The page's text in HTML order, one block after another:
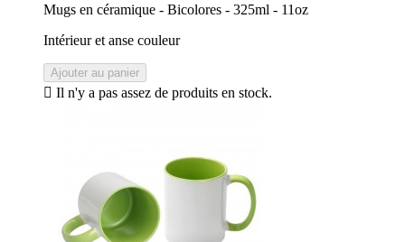
Mugs en céramique - Bicolores - 325ml - 11oz
Intérieur et anse couleur
Ajouter au panier
 Il n'y a pas assez de produits en stock.